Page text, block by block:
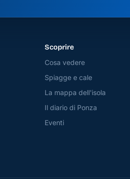
Scoprire
Cosa vedere
Spiagge e cale
La mappa dell'isola
Il diario di Ponza
Eventi